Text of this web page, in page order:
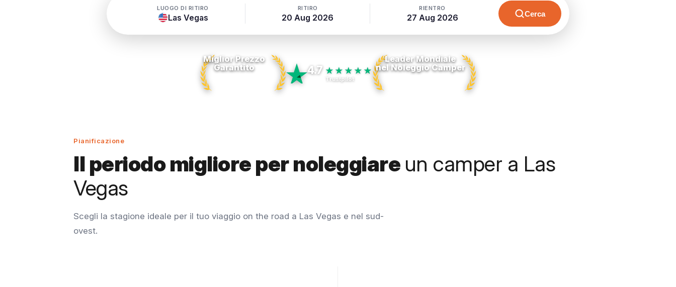
LUOGO DI RITIRO
Las Vegas
RITIRO
20 Aug 2026
RIENTRO
27 Aug 2026 Cerca
Miglior Prezzo
Garantito
4.7 ★★★★★
Trustpilot
Leader Mondiale
nel Noleggio Camper
Pianificazione
Il periodo migliore per noleggiare un camper a Las
Vegas
Scegli la stagione ideale per il tuo viaggio on the road a Las Vegas e nel sud-
ovest.